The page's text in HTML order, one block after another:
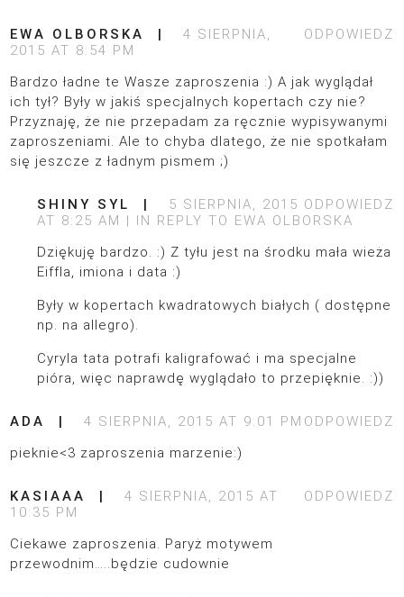
ODPOWIEDZ
EWA OLBORSKA
4 SIERPNIA,
2015 AT 8:54 PM
Bardzo ładne te Wasze zaproszenia :) A jak wyglądał
ich tył? Były w jakiś specjalnych kopertach czy nie?
Przyznaję, że nie przepadam za ręcznie wypisywanymi
zaproszeniami. Ale to chyba dlatego, że nie spotkałam
się jeszcze z ładnym pismem ;)
ODPOWIEDZ
SHINY SYL
5 SIERPNIA, 2015
AT 8:25 AM
IN REPLY TO EWA OLBORSKA
Dziękuję bardzo. :) Z tyłu jest na środku mała wieża
Eiffla, imiona i data :)
Były w kopertach kwadratowych białych ( dostępne
np. na allegro).
Cyryla tata potrafi kaligrafować i ma specjalne
pióra, więc naprawdę wyglądało to przepięknie. :))
ODPOWIEDZ
ADA
4 SIERPNIA, 2015 AT 9:01 PM
pieknie<3 zaproszenia marzenie:)
ODPOWIEDZ
KASIAAA
4 SIERPNIA, 2015 AT
10:35 PM
Ciekawe zaproszenia. Paryż motywem
przewodnim…..będzie cudownie